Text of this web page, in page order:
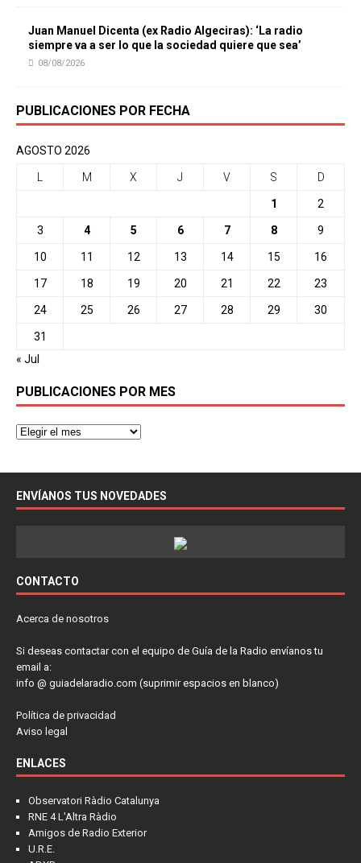
Juan Manuel Dicenta (ex Radio Algeciras): ‘La radio
siempre va a ser lo que la sociedad quiere que sea’
08/08/2026
PUBLICACIONES POR FECHA
AGOSTO 2026
M X J V S D
1 2
3 4 5 6 7 8 9
10 11 12 13 14 15 16
17 18 19 20 21 22 23
24 25 26 27 28 29 30
31
« Jul
PUBLICACIONES POR MES
ENVÍANOS TUS NOVEDADES
CONTACTO
Acerca de nosotros
Si deseas contactar con el equipo de Guía de la Radio envíanos tu
email a:
info @ guiadelaradio.com (suprimir espacios en blanco)
Política de privacidad
Aviso legal
ENLACES
Observatori Ràdio Catalunya
RNE 4 L'Altra Ràdio
Amigos de Radio Exterior
U.R.E.